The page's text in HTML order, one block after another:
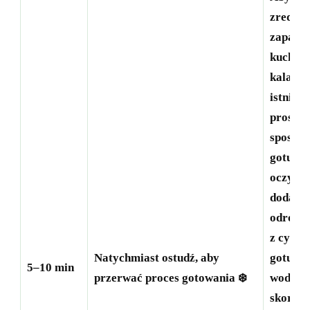
5–10 min
Natychmiast ostudź, aby
przerwać proces gotowania ❄️
istnieją
proste
gotuj z
dodaj
z
wody